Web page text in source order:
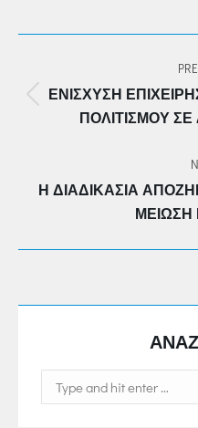
ΕΝΊΣΧΥΣΗ
ΠΟΛΙΤΙΣΜΟΎ
Η ΔΙΑΔΙΚΑΣΊΑ
ΜΕΊΩΣΗ
Search: